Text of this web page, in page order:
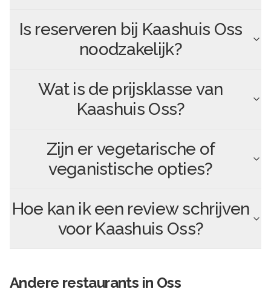
Is reserveren bij Kaashuis Oss
noodzakelijk?
Wat is de prijsklasse van
Kaashuis Oss?
Zijn er vegetarische of
veganistische opties?
Hoe kan ik een review schrijven
voor Kaashuis Oss?
Andere restaurants in Oss